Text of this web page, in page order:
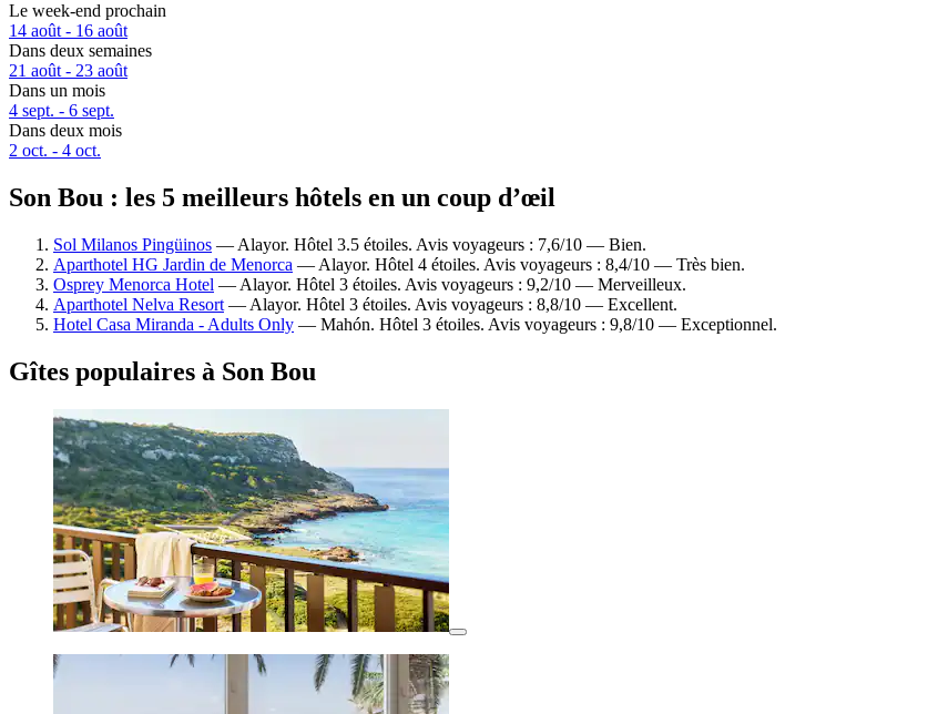
Le week-end prochain
14 août - 16 août
Dans deux semaines
21 août - 23 août
Dans un mois
4 sept. - 6 sept.
Dans deux mois
2 oct. - 4 oct.
Son Bou : les 5 meilleurs hôtels en un coup d’œil
Sol Milanos Pingüinos — Alayor. Hôtel 3.5 étoiles. Avis voyageurs : 7,6/10 — Bien.
Aparthotel HG Jardin de Menorca — Alayor. Hôtel 4 étoiles. Avis voyageurs : 8,4/10 — Très bien.
Osprey Menorca Hotel — Alayor. Hôtel 3 étoiles. Avis voyageurs : 9,2/10 — Merveilleux.
Aparthotel Nelva Resort — Alayor. Hôtel 3 étoiles. Avis voyageurs : 8,8/10 — Excellent.
Hotel Casa Miranda - Adults Only — Mahón. Hôtel 3 étoiles. Avis voyageurs : 9,8/10 — Exceptionnel.
Gîtes populaires à Son Bou